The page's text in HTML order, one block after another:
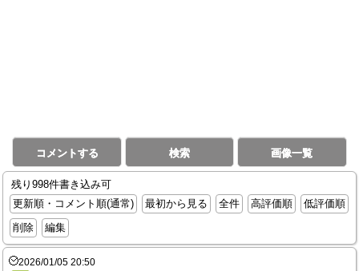
コメントする 検索 画像一覧
残り998件書き込み可
更新順・コメント順(通常)
最初から見る 全件 高評価順
低評価順
削除
編集
2026/01/05 20:50